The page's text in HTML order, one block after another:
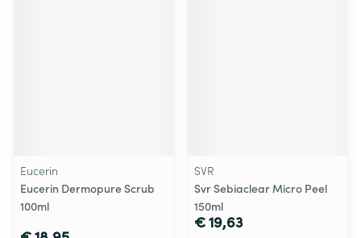
Eucerin
Eucerin Dermopure Scrub
100ml
SVR
Svr Sebiaclear Micro Peel
150ml
€ 19,63